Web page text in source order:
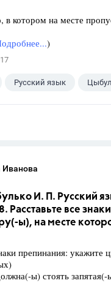
котором на месте
)
Русский язык
Иванова
И. П. Русский
Расставьте все
ы), на месте
препинания: укажите
ы) стоять запятая(-